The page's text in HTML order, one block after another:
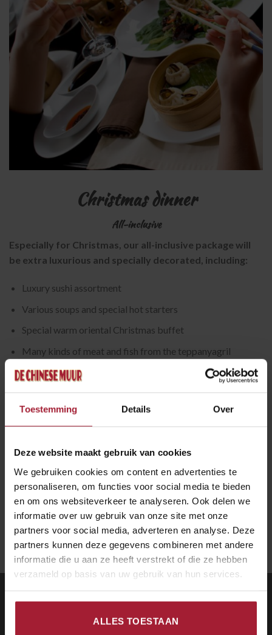
Toestemming Details Over
Deze website maakt gebruik van cookies
We gebruiken cookies om content en advertenties te
personaliseren, om functies voor social media te bieden
en om ons websiteverkeer te analyseren. Ook delen we
informatie over uw gebruik van onze site met onze
partners voor social media, adverteren en analyse. Deze
partners kunnen deze gegevens combineren met andere
informatie die u aan ze heeft verstrekt of die ze hebben
verzameld op basis van uw gebruik van hun services.
ALLES TOESTAAN
Christmas dinner
All-inclusive
Especially for Christmas, our all-inclusive package will
be extra luxurious and specially decorated, including:
Luxury sushi assortment
Various soups and special hot starters
Special warm oriental Christmas buffet
Many kinds of meat and fish from the teppanyagril
Extensive ice cream buffet with fruit
Includes beer, house wine and all non-alcoholic drinks
2,5 uur lang alles onbeperkt:volwassenen
€42,50 p.p.
Kinderen tot en met 10 jaar (bij twijfel kan er om
CONTACT